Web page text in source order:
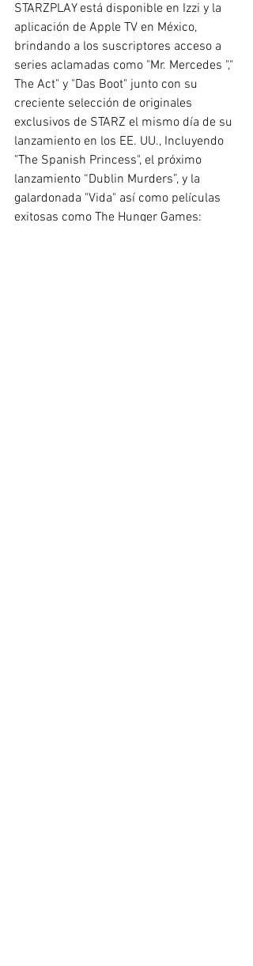
STARZPLAY está disponible en Izzi y la
aplicación de Apple TV en México,
brindando a los suscriptores acceso a
series aclamadas como "Mr. Mercedes ","
The Act" y "Das Boot" junto con su
creciente selección de originales
exclusivos de STARZ el mismo día de su
lanzamiento en los EE. UU., Incluyendo
"The Spanish Princess", el próximo
lanzamiento “Dublin Murders”, y la
galardonada "Vida" así como películas
exitosas como The Hunger Games: